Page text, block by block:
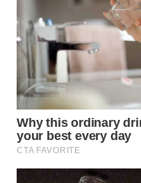
WAHANA
UMKM
WAHANA
SELEB
WAHANA
PERSONA
WAHANA